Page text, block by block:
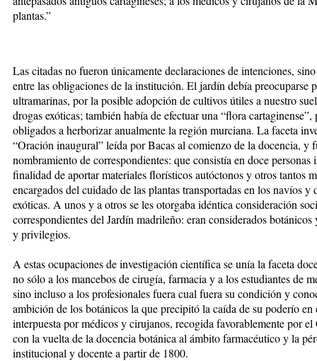
plantas.”
Las citadas no fueron únicamente declaraciones de intenciones,
entre las obligaciones de la institución. El jardín debía preocuparse
ultramarinas, por la posible adopción de cultivos útiles a nuestro
drogas exóticas; también había de efectuar una “flora
obligados a herborizar anualmente la región murciana. La faceta
“Oración inaugural” leída por Bacas al comienzo de la docencia, y
nombramiento de correspondientes: que consistía en doce
finalidad de aportar materiales florísticos autóctonos y otros tantos
encargados del cuidado de las plantas transportadas en los navíos
exóticas. A unos y a otros se les otorgaba idéntica consideración
correspondientes del Jardín madrileño: eran considerados
y privilegios.
A estas ocupaciones de investigación científica se unía la faceta
no sólo a los mancebos de cirugía, farmacia y a los estudiantes de
sino incluso a los profesionales fuera cual fuera su condición y
ambición de los botánicos la que precipitó la caída de su poderío
interpuesta por médicos y cirujanos, recogida favorablemente por
con la vuelta de la docencia botánica al ámbito farmacéutico y la
institucional y docente a partir de 1800.